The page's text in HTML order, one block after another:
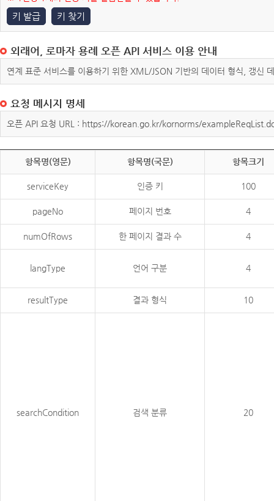
키 발급 키 찾기
외래어, 로마자 용례 오픈 API 서비스 이용 안내
연계 표준 서비스를 이용하기 위한 XML/JSON 기반의 데이터 형식, 갱신
요청 메시지 명세
오픈 API 요청 URL : https://korean.go.kr/kornorms/
항목명(영문) 항목명(국문) 항목크기
serviceKey 인증 키 100
pageNo 페이지 번호 4
numOfRows 한 페이지 결과 수 4
langType 언어 구분 4
resultType 결과 형식 10
searchCondition 검색 분류 20